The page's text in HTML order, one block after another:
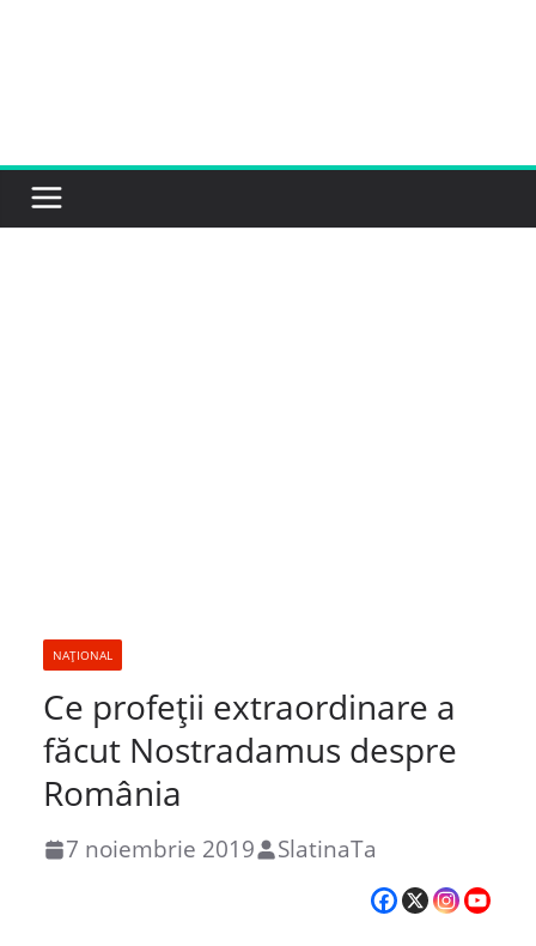
NAȚIONAL
Ce profeții extraordinare a
făcut Nostradamus despre
România
7 noiembrie 2019 SlatinaTa